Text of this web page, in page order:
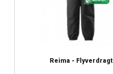
Reima - Flyverdragt